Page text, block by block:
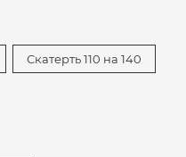
Скатерть 110 на 140